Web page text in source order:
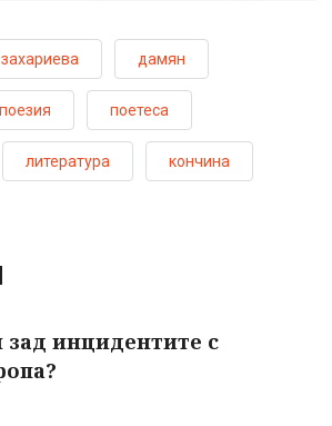
захариева дамян
поезия поетеса
литература кончина
зад инцидентите с